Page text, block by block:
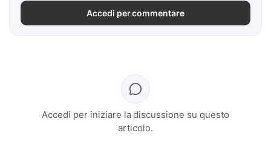
Accedi per commentare
Accedi per iniziare la discussione su questo
articolo.